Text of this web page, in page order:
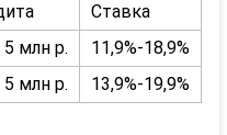
Ставка
млн р.
11,9%-18,9%
млн р. 13,9%-19,9%